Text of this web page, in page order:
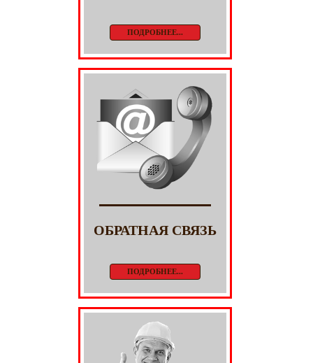
ПОДРОБНЕЕ...
ОБРАТНАЯ СВЯЗЬ
ПОДРОБНЕЕ...